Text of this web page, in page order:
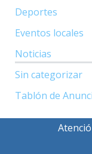
Deportes
Eventos locales
Noticias
Sin categorizar
Tablón de